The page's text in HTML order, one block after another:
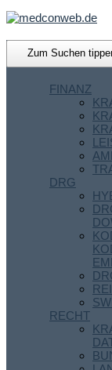
FINANZ
DRG
RECHT